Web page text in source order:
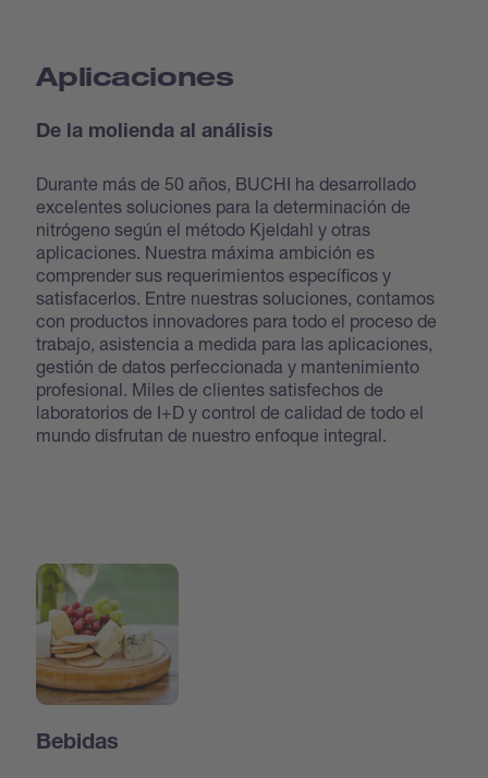
Aplicaciones
De la molienda al análisis
Durante más de 50 años, BUCHI ha desarrollado
excelentes soluciones para la determinación de
nitrógeno según el método Kjeldahl y otras
aplicaciones. Nuestra máxima ambición es
comprender sus requerimientos específicos y
satisfacerlos. Entre nuestras soluciones, contamos
con productos innovadores para todo el proceso de
trabajo, asistencia a medida para las aplicaciones,
gestión de datos perfeccionada y mantenimiento
profesional. Miles de clientes satisfechos de
laboratorios de I+D y control de calidad de todo el
mundo disfrutan de nuestro enfoque integral.
Bebidas